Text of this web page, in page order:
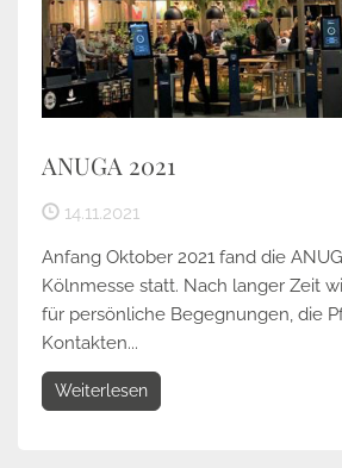
ANUGA 2021
14.11.2021
Anfang Oktober 2021 fand die
Kölnmesse statt. Nach langer Zeit
für persönliche Begegnungen, die
Kontakten...
Weiterlesen